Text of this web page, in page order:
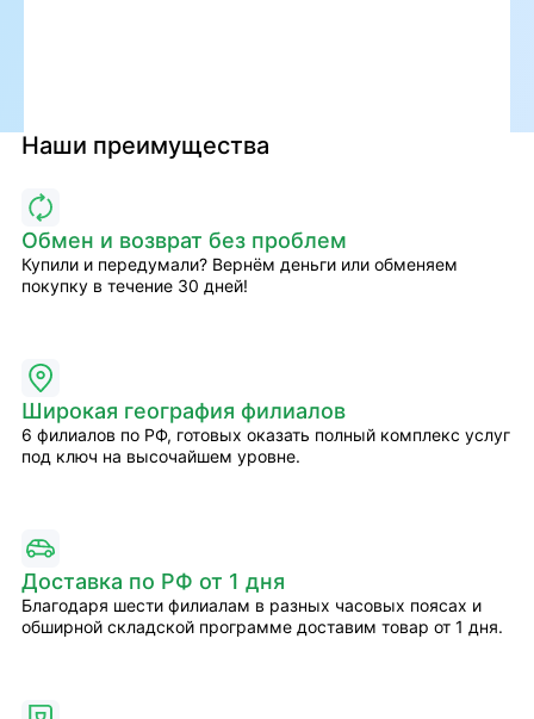
Наши преимущества
Обмен и возврат без проблем
Купили и передумали? Вернём деньги или обменяем
покупку в течение 30 дней!
Широкая география филиалов
6 филиалов по РФ, готовых оказать полный комплекс услуг
под ключ на высочайшем уровне.
Доставка по РФ от 1 дня
Благодаря шести филиалам в разных часовых поясах и
обширной складской программе доставим товар от 1 дня.